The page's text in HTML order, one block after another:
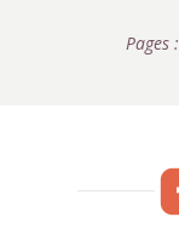
Pages :